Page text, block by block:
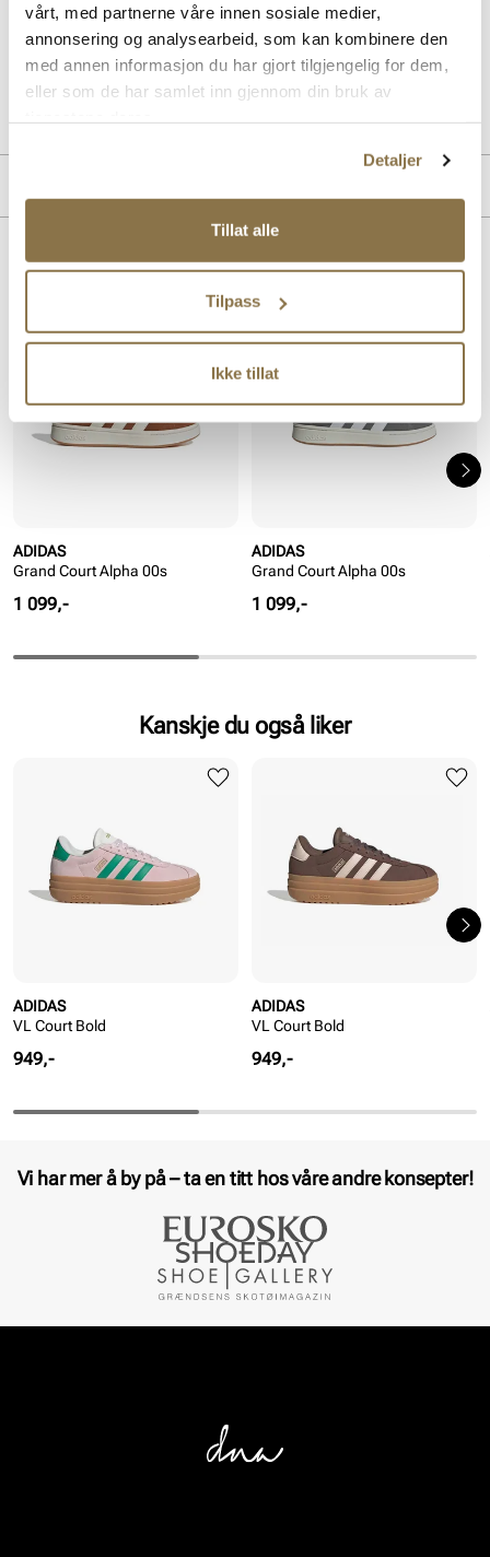
vårt, med partnerne våre innen sosiale medier,
annonsering og analysearbeid, som kan kombinere den
med annen informasjon du har gjort tilgjengelig for dem,
eller som de har samlet inn gjennom din bruk av
Detaljer
Tillat alle
Tilpass
Ikke tillat
gir demping og den myke overdelen gir skoen en komfortabel og
avslappet passform.
Art. nr.35463408
Lignende produkter
ADIDAS
Grand Court Alpha 00s
Pris
1 099,-
ADIDAS
Grand Court Alpha 00s
Pris
1 099,-
Kanskje du også liker
ADIDAS
VL Court Bold
Pris
949,-
ADIDAS
VL Court Bold
Pris
949,-
Vi har mer å by på – ta en titt hos våre andre konsepter!